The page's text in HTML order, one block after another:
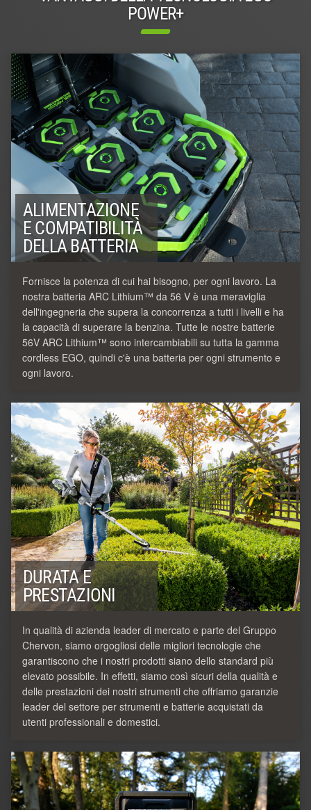
POWER+
ALIMENTAZIONE
E COMPATIBILITÀ
DELLA BATTERIA
Fornisce la potenza di cui hai bisogno, per ogni lavoro. La
nostra batteria ARC Lithium™ da 56 V è una meraviglia
dell'ingegneria che supera la concorrenza a tutti i livelli e ha
la capacità di superare la benzina. Tutte le nostre batterie
56V ARC Lithium™ sono intercambiabili su tutta la gamma
cordless EGO, quindi c'è una batteria per ogni strumento e
ogni lavoro.
DURATA E
PRESTAZIONI
In qualità di azienda leader di mercato e parte del Gruppo
Chervon, siamo orgogliosi delle migliori tecnologie che
garantiscono che i nostri prodotti siano dello standard più
elevato possibile. In effetti, siamo così sicuri della qualità e
delle prestazioni dei nostri strumenti che offriamo garanzie
leader del settore per strumenti e batterie acquistati da
utenti professionali e domestici.